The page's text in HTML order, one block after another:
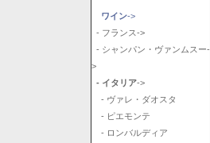
ワイン->
- フランス->
- シャンパン・ヴァンムスー-
>
- イタリア->
- ヴァレ・ダオスタ
- ピエモンテ
- ロンバルディア